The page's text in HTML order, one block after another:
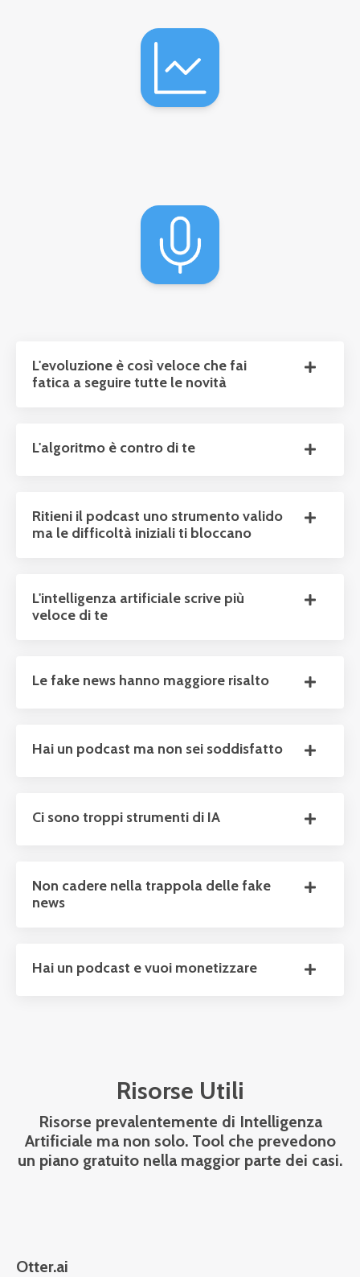
L'evoluzione è così veloce che fai
fatica a seguire tutte le novità
L'algoritmo è contro di te
Ritieni il podcast uno strumento valido
ma le difficoltà iniziali ti bloccano
L'intelligenza artificiale scrive più
veloce di te
Le fake news hanno maggiore risalto
Hai un podcast ma non sei soddisfatto
Ci sono troppi strumenti di IA
Non cadere nella trappola delle fake
news
Hai un podcast e vuoi monetizzare
Risorse Utili
Risorse prevalentemente di Intelligenza
Artificiale ma non solo. Tool che prevedono
un piano gratuito nella maggior parte dei casi.
Otter.ai